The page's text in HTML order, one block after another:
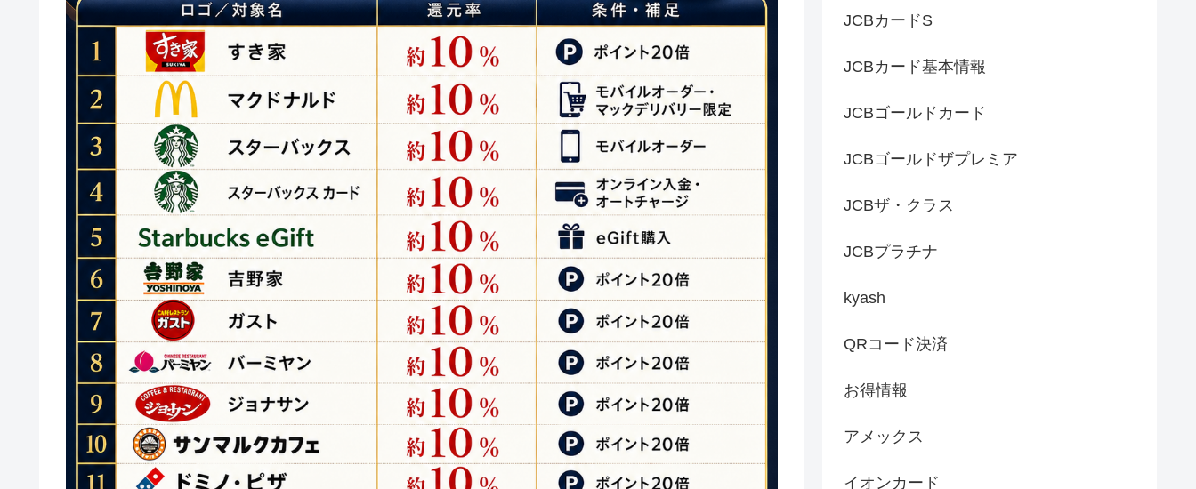
JCBカードS
JCBカード基本情報
JCBゴールドカード
JCBゴールドザプレミア
JCBザ・クラス
JCBプラチナ
kyash
QRコード決済
お得情報
アメックス
イオンカード